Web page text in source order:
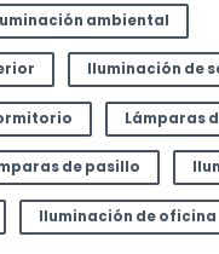
ambiental
Iluminación de
Lámparas
de pasillo
Iluminación de oficina